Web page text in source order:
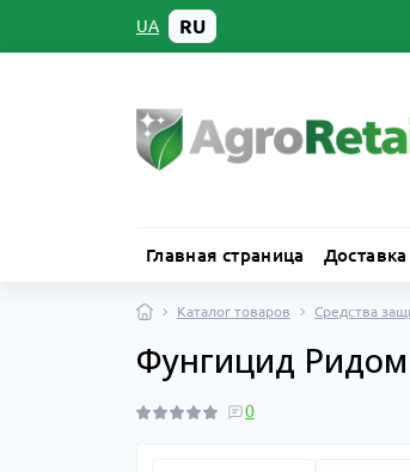
UA RU
Главная страница
Каталог товаров Средства
Фунгицид
0